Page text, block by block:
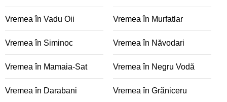
Vremea în Vadu Oii Vremea în Murfatlar
Vremea în Siminoc Vremea în Năvodari
Vremea în Mamaia-Sat Vremea în Negru Vodă
Vremea în Darabani Vremea în Grăniceru